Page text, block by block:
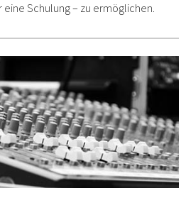
Schulung – zu ermöglichen.